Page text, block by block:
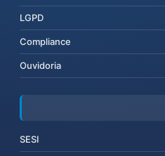
LGPD
Compliance
Ouvidoria
SESI